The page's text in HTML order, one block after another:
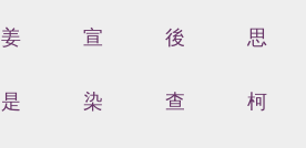
姜 宣 後 思
是 染 查 柯